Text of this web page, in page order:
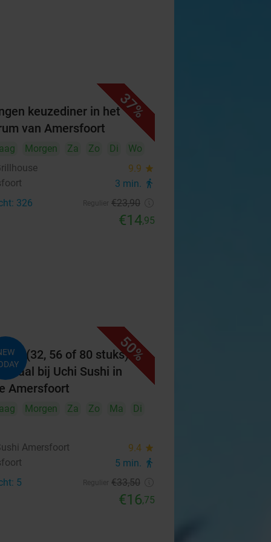
37%
keuzediner in het
van Amersfoort
Morgen Za Zo Di
Wo
9.9 star
3 min. directions_walk
326 €23,90
€14,95
50%
(32, 56 of 80 stuks)
bij Uchi Sushi in
Amersfoort
Morgen Za Zo Ma
Di
Amersfoort
9.4 star
5 min. directions_walk
5 €33,50
€16,75